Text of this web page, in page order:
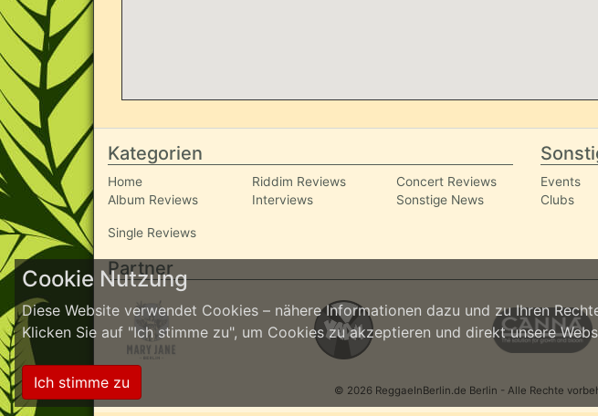
Kategorien
Home
Album Reviews
Riddim Reviews
Interviews
Concert Reviews
Sonstige News
Single Reviews
Events
Clubs
Partner
© 2026 ReggaeInBerlin.de Berlin - Alle Rechte
Cookie Nutzung
Diese Website verwendet Cookies – nähere Informationen dazu und zu Ihren
Klicken Sie auf "Ich stimme zu", um Cookies zu akzeptieren und direkt unsere
Ich stimme zu